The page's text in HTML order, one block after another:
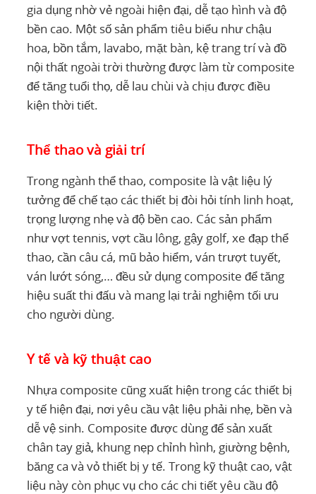
gia dụng nhờ vẻ ngoài hiện đại, dễ tạo hình và độ
bền cao. Một số sản phẩm tiêu biểu như chậu
hoa, bồn tắm, lavabo, mặt bàn, kệ trang trí và đồ
nội thất ngoài trời thường được làm từ composite
để tăng tuổi thọ, dễ lau chùi và chịu được điều
kiện thời tiết.
Thể thao và giải trí
Trong ngành thể thao, composite là vật liệu lý
tưởng để chế tạo các thiết bị đòi hỏi tính linh hoạt,
trọng lượng nhẹ và độ bền cao. Các sản phẩm
như vợt tennis, vợt cầu lông, gậy golf, xe đạp thể
thao, cần câu cá, mũ bảo hiểm, ván trượt tuyết,
ván lướt sóng,… đều sử dụng composite để tăng
hiệu suất thi đấu và mang lại trải nghiệm tối ưu
cho người dùng.
Y tế và kỹ thuật cao
Nhựa composite cũng xuất hiện trong các thiết bị
y tế hiện đại, nơi yêu cầu vật liệu phải nhẹ, bền và
dễ vệ sinh. Composite được dùng để sản xuất
chân tay giả, khung nẹp chỉnh hình, giường bệnh,
băng ca và vỏ thiết bị y tế. Trong kỹ thuật cao, vật
liệu này còn phục vụ cho các chi tiết yêu cầu độ